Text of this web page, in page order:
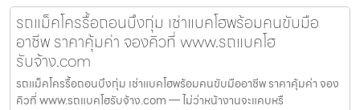
รถแม็คโครรื้อถอนบึงกุ่ม เช่าแบคโฮพร้อมคนขับมือ
อาชีพ ราคาคุ้มค่า จองคิวที่ www.รถแบคโฮ
รับจ้าง.com
รถแม็คโครรื้อถอนบึงกุ่ม เช่าแบคโฮพร้อมคนขับมืออาชีพ ราคาคุ้มค่า จอง
คิวที่ www.รถแบคโฮรับจ้าง.com — ไม่ว่าหน้างานจะแคบหรื